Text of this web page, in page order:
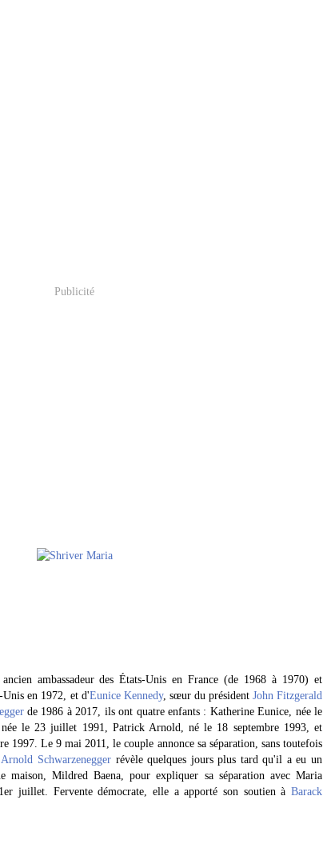
Publicité
ambassadeur des États-Unis en France (de 1968 à 1970) et
Unis en 1972, et d'Eunice Kennedy, sœur du président John Fitzgerald
de 1986 à 2017, ils ont quatre enfants : Katherine Eunice, née le
le 23 juillet 1991, Patrick Arnold, né le 18 septembre 1993, et
1997. Le 9 mai 2011, le couple annonce sa séparation, sans toutefois
Arnold Schwarzeneggerrévèle quelques jours plus tard qu'il a eu un
maison, Mildred Baena, pour expliquer sa séparation avec Maria
juillet. Fervente démocrate, elle a apporté son soutien à Barack